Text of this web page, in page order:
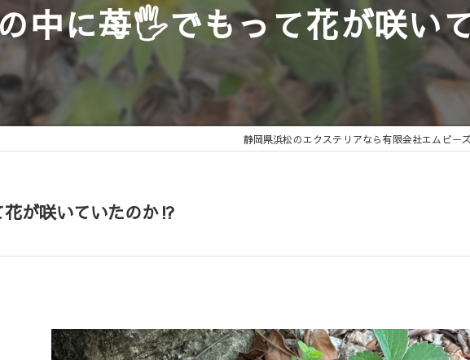
中に苺🖐️でもって花が咲い
静岡県浜松のエクステリアなら有限会社エムビー
が咲いていたのか⁉️